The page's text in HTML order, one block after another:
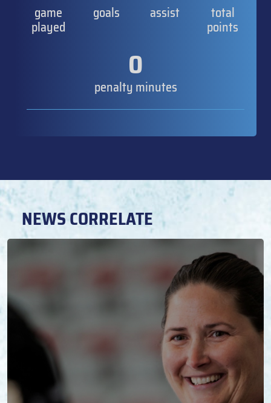
game
played
goals assist total
points
0
penalty minutes
NEWS CORRELATE